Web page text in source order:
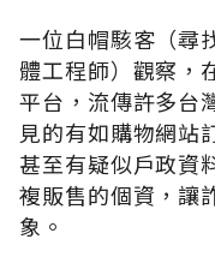
一位白帽駭客（尋
體工程師）觀察，
平台，流傳許多台
見的有如購物網站
甚至有疑似戶政資
複販售的個資，讓
象。